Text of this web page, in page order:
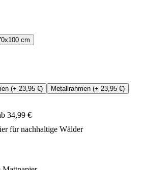
cm
(+ 23,95 €) Metallrahmen (+ 23,95 €)
34,99 €
für nachhaltige Wälder